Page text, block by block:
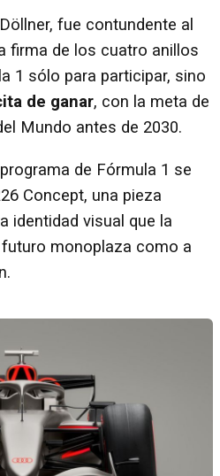
fue contundente al
firma de los cuatro anillos
1 sólo para participar, sino
de ganar, con la meta de
Mundo antes de 2030.
de Fórmula 1 se
Concept, una pieza
identidad visual que la
monoplaza como a